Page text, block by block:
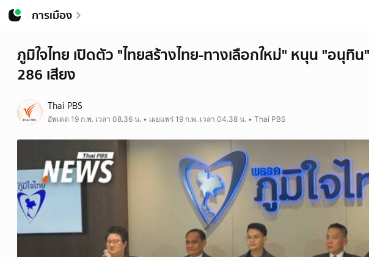
การเมือง
ภูมิใจไทย เปิดตัว "ไทยสร้างไทย-ทางเลือกใหม่" หนุน "อนุทิ
286 เสียง
Thai PBS
อัพเดต 19 ก.พ. เวลา 08.36 น. • เผยแพร่ 19 ก.พ. เวลา 04.38 น. • Thai PBS